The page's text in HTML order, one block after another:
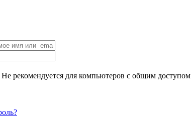
Не рекомендуется для компьютеров с общим доступом